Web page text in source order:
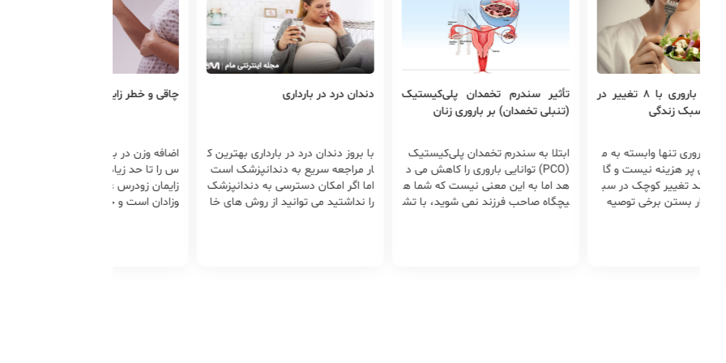
افزایش قدرت باروری با ۸ تغییر در
و سبک زندگی
باروری تنها وابسته به م
پزشکی پر هزینه نیست و گا
چند تغییر کوچک در سب
و بکار بستن برخی توصیه
تأثیر سندرم تخمدان پلی‌کیستیک
(تنبلی تخمدان) بر باروری زنان
ابتلا به سندرم تخمدان پلی‌کیستیک
(PCO) توانایی باروری را کاهش می د
هد اما به این معنی نیست که شما ه
یچگاه صاحب فرزند نمی شوید، با تش
دندان درد در بارداری
با بروز دندان درد در بارداری بهترین ک
ار مراجعه سریع به دندانپزشک است
اما اگر امکان دسترسی به دندانپزشک
را نداشتید می توانید از روش های خا
چاقی و خطر زایمان زودرس
اضافه وزن در بارداری خطر زایمان زودر
س را تا حد زیادی افزایش می دهد و
زایمان زودرس عامل مهم مرگ و میر ن
وزادان است و چاقی در بارداری ممکن